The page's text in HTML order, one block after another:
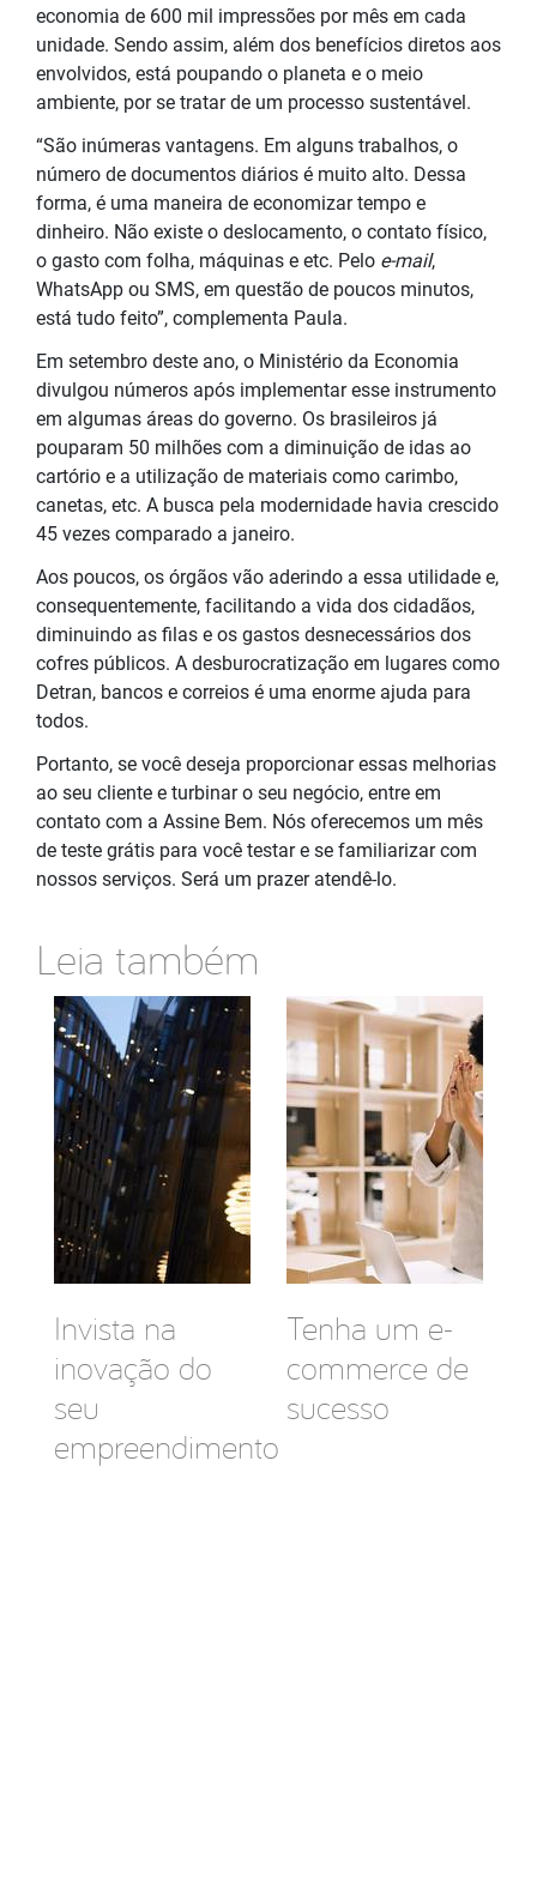
economia de 600 mil impressões por mês em cada
unidade. Sendo assim, além dos benefícios diretos aos
envolvidos, está poupando o planeta e o meio
ambiente, por se tratar de um processo sustentável.
“São inúmeras vantagens. Em alguns trabalhos, o
número de documentos diários é muito alto. Dessa
forma, é uma maneira de economizar tempo e
dinheiro. Não existe o deslocamento, o contato físico,
o gasto com folha, máquinas e etc. Pelo e-mail,
WhatsApp ou SMS, em questão de poucos minutos,
está tudo feito”, complementa Paula.
Em setembro deste ano, o Ministério da Economia
divulgou números após implementar esse instrumento
em algumas áreas do governo. Os brasileiros já
pouparam 50 milhões com a diminuição de idas ao
cartório e a utilização de materiais como carimbo,
canetas, etc. A busca pela modernidade havia crescido
45 vezes comparado a janeiro.
Aos poucos, os órgãos vão aderindo a essa utilidade e,
consequentemente, facilitando a vida dos cidadãos,
diminuindo as filas e os gastos desnecessários dos
cofres públicos. A desburocratização em lugares como
Detran, bancos e correios é uma enorme ajuda para
todos.
Portanto, se você deseja proporcionar essas melhorias
ao seu cliente e turbinar o seu negócio, entre em
contato com a Assine Bem. Nós oferecemos um mês
de teste grátis para você testar e se familiarizar com
nossos serviços. Será um prazer atendê-lo.
Leia também
Invista na
inovação do
seu
empreendimento
Tenha um e-
commerce de
sucesso